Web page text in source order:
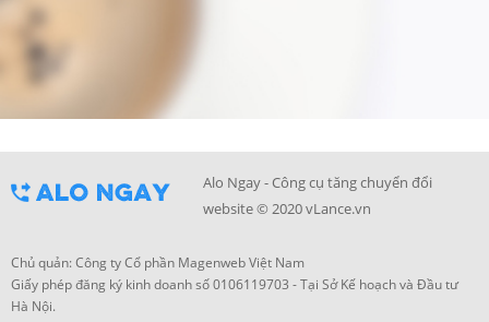
Alo Ngay - Công cụ tăng chuyển đổi
website © 2020 vLance.vn
Chủ quản: Công ty Cổ phần Magenweb Việt Nam
Giấy phép đăng ký kinh doanh số 0106119703 - Tại Sở Kế hoạch và Đầu tư
Hà Nội.